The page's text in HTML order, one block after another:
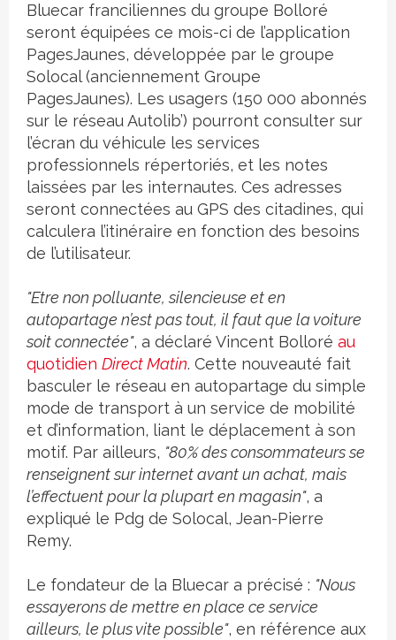
Bluecar franciliennes du groupe Bolloré
seront équipées ce mois-ci de l’application
PagesJaunes, développée par le groupe
Solocal (anciennement Groupe
PagesJaunes). Les usagers (150 000 abonnés
sur le réseau Autolib’) pourront consulter sur
l’écran du véhicule les services
professionnels répertoriés, et les notes
laissées par les internautes. Ces adresses
seront connectées au GPS des citadines, qui
calculera l’itinéraire en fonction des besoins
de l’utilisateur.
"Etre non polluante, silencieuse et en
autopartage n’est pas tout, il faut que la voiture
soit connectée", a déclaré Vincent Bolloré au
quotidien Direct Matin. Cette nouveauté fait
basculer le réseau en autopartage du simple
mode de transport à un service de mobilité
et d’information, liant le déplacement à son
motif. Par ailleurs, "80% des consommateurs se
renseignent sur internet avant un achat, mais
l’effectuent pour la plupart en magasin", a
expliqué le Pdg de Solocal, Jean-Pierre
Remy.
Le fondateur de la Bluecar a précisé : "Nous
essayerons de mettre en place ce service
ailleurs, le plus vite possible", en référence aux